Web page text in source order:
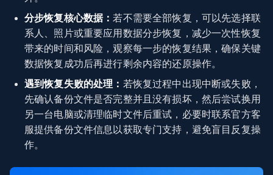
分步恢复核心数据： 若不需要全部恢复，可以先选择联
系人、照片或重要应用数据分步恢复，减少一次性恢复
带来的时间和风险，观察每一步的恢复结果，确保关键
数据恢复成功后再进行剩余内容的还原操作。
遇到恢复失败的处理： 若恢复过程中出现中断或失败，
先确认备份文件是否完整并且没有损坏，然后尝试换用
另一台电脑或清理临时文件后重试，必要时联系官方客
服提供备份文件信息以获取专门支持，避免盲目反复操
作。